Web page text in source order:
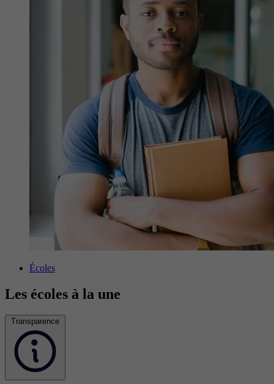
Écoles
Les écoles à la une
Transparence